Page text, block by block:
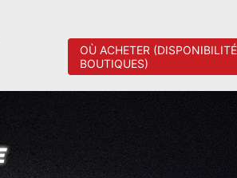
OÙ ACHETER
BOUTIQUES)